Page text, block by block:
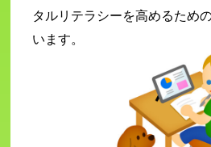
タルリテラシーを高めるため
います。